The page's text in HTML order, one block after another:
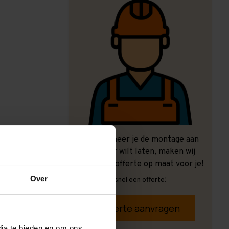
Over
Ook wanneer je de montage aan
ons over wilt laten, maken wij
graag een offerte op maat voor je!
Vrijblijvend, snel een offerte!
Offerte aanvragen